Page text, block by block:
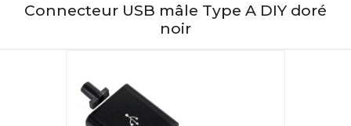
Connecteur USB mâle Type A DIY doré
noir